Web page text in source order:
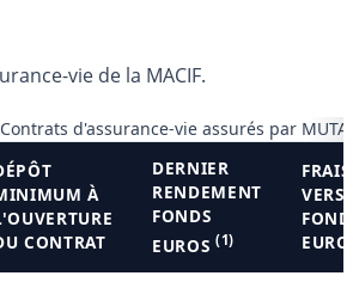
vie de la MACIF.
Contrats d'assurance-vie assurés par
À
CONTRAT
DERNIER
RENDEMENT
FONDS
EUROS(1)